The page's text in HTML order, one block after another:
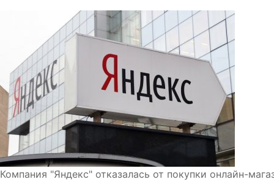
Компания "Яндекс" отказалась от покупки онлайн-